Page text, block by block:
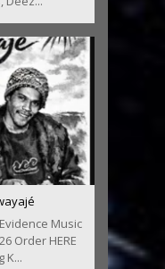
Music
Order HERE
K...